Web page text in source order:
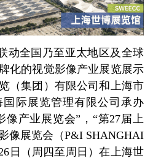
动全国乃至亚太地区及全球
化的视觉影像产业展览展示
（集团）有限公司和上海市
际展览管理有限公司承办
像产业展览会”，“第27届上
像展览会（P&I SHANGHAI
日（周四至周日）在上海世